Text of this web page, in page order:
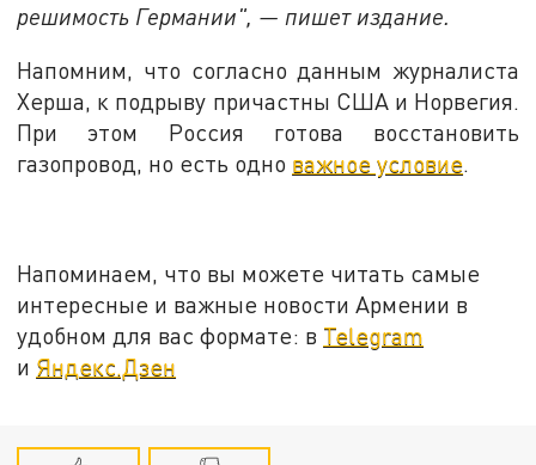
решимость Германии", — пишет издание.
Напомним, что согласно данным журналиста
Херша, к подрыву причастны США и Норвегия.
При этом Россия готова восстановить
газопровод, но есть одно важное условие.
Напоминаем, что вы можете читать самые
интересные и важные новости Армении в
удобном для вас формате: в Telegram
и Яндекс.Дзен